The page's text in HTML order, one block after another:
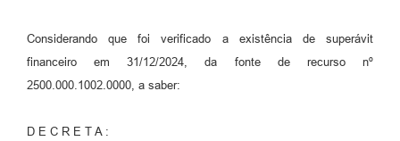
Considerando que foi verificado a existência de superávit
financeiro em 31/12/2024, da fonte de recurso nº
2500.000.1002.0000, a saber:
D E C R E T A :